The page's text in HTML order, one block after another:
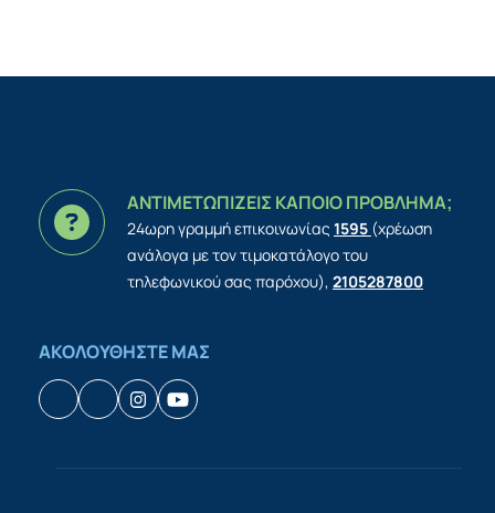
ΑΝΤΙΜΕΤΩΠΙΖΕΙΣ ΚΑΠΟΙΟ ΠΡΟΒΛΗΜΑ;
24ωρη γραμμή επικοινωνίας 1595 (χρέωση
ανάλογα με τον τιμοκατάλογο του
τηλεφωνικού σας παρόχου), 2105287800
ΑΚΟΛΟΥΘΗΣΤΕ ΜΑΣ
Facebook
HouzzInstagram
YouTube